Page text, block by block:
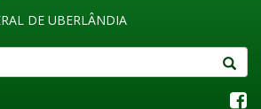
DE UBERLÂNDIA